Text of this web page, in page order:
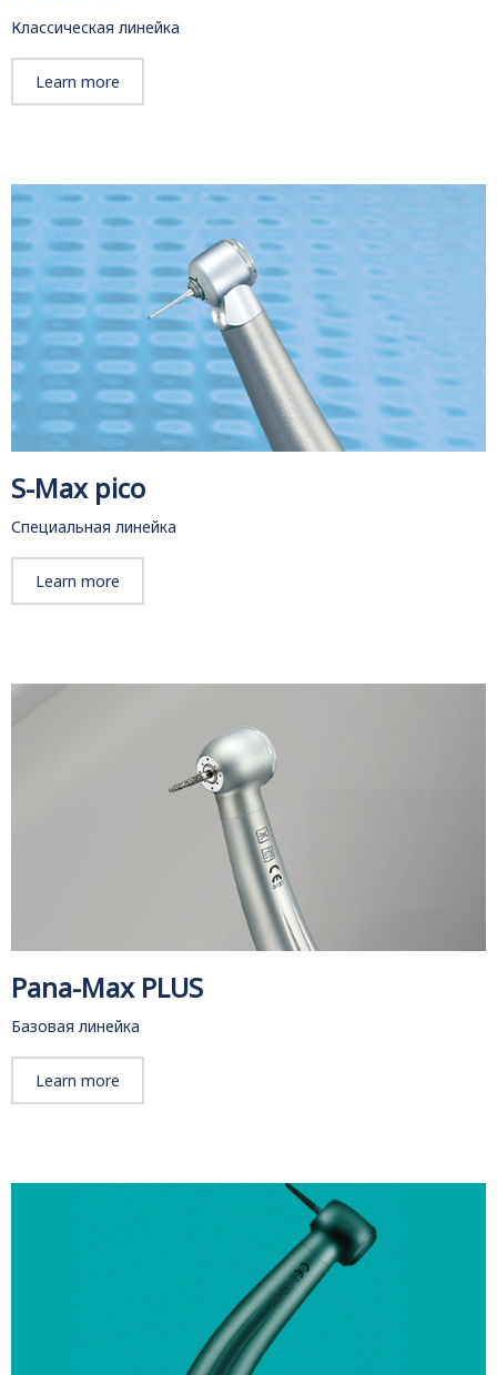
Классическая линейка
Learn more
S-Max pico
Специальная линейка
Learn more
Pana-Max PLUS
Базовая линейка
Learn more